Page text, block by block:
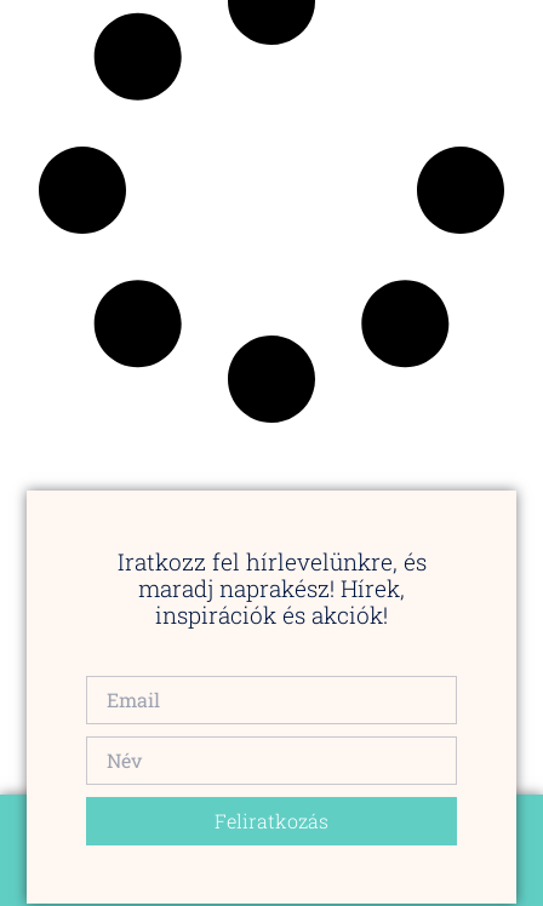
Iratkozz fel hírlevelünkre, és
maradj naprakész! Hírek,
inspirációk és akciók!
Feliratkozás